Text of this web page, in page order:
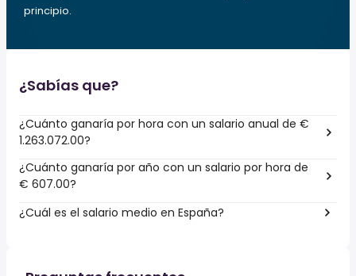
principio.
¿Sabías que?
¿Cuánto ganaría por hora con un salario anual de €
1.263.072.00?
¿Cuánto ganaría por año con un salario por hora de
€ 607.00?
¿Cuál es el salario medio en España?